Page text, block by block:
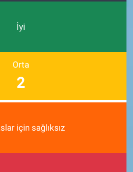
İyi
Orta
2
için sağlıksız